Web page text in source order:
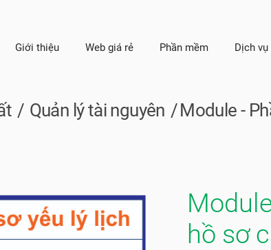
Giới thiệu Web giá rẻ Phần mềm Dịch vụ
Quản lý tài nguyên Module -
hồ sơ